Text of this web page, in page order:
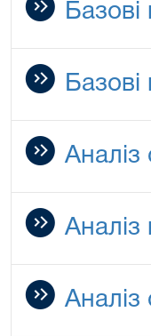
Аналіз
Аналіз
Аналіз